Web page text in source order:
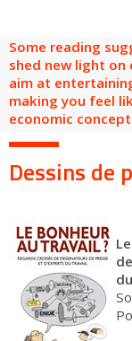
FR EN
Some reading
shed new light on
aim at
making you feel
economic
Dessins de